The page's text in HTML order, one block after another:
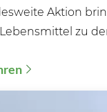
Aktion
zu
2026 endet